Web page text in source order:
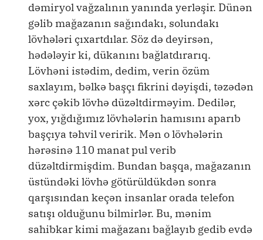
dəmiryol vağzalının yanında yerləşir. Dünən
gəlib mağazanın sağındakı, solundakı
lövhələri çıxartdılar. Söz də deyirsən,
hədələyir ki, dükanını bağlatdırarıq.
Lövhəni istədim, dedim, verin özüm
saxlayım, bəlkə başçı fikrini dəyişdi, təzədən
xərc çəkib lövhə düzəltdirməyim. Dedilər,
yox, yığdığımız lövhələrin hamısını aparıb
başçıya təhvil veririk. Mən o lövhələrin
hərəsinə 110 manat pul verib
düzəltdirmişdim. Bundan başqa, mağazanın
üstündəki lövhə götürüldükdən sonra
qarşısından keçən insanlar orada telefon
satışı olduğunu bilmirlər. Bu, mənim
sahibkar kimi mağazanı bağlayıb gedib evdə